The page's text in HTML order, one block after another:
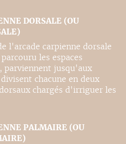
DORSALE (OU
l'arcade carpienne dorsale
les espaces
parviennent jusqu'aux
chacune en deux
chargés d'irriguer les
PALMAIRE (OU